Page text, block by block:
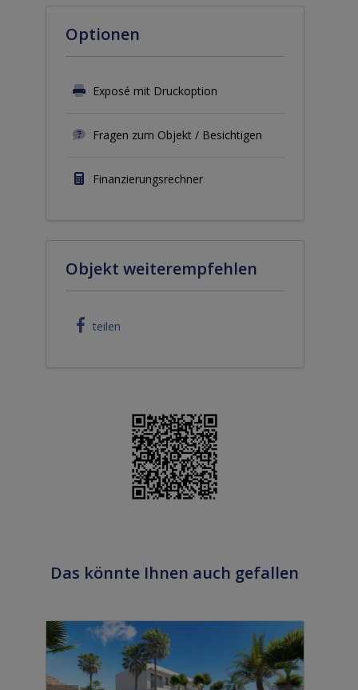
Optionen
Exposé mit Druckoption
Fragen zum Objekt / Besichtigen
Finanzierungsrechner
Objekt weiterempfehlen
teilen
Das könnte Ihnen auch gefallen